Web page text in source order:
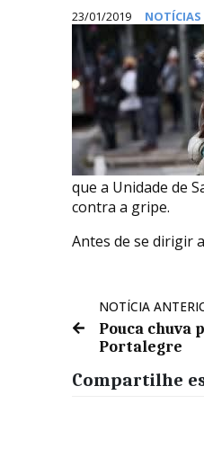
23/01/2019 NOTÍCIAS
que a Unidade de
contra a gripe.
Antes de se dirigir
NOTÍCIA
Pouca chuva
Portalegre
Compartilhe